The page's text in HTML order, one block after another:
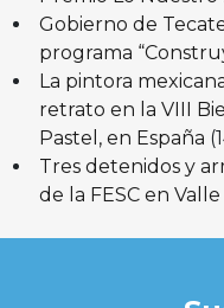
Gobierno de
programa
La pintora
retrato en la VIII
Pastel, en España
Tres detenidos y
de la FESC en